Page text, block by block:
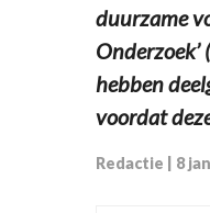
duurzame
hebben
voordat
Redactie 8